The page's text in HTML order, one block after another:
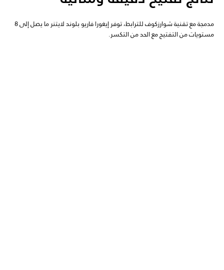
مدمجة مع تقنية شوارزكوف للترابط، توفر إيغورا فاريو بلوند لايتنر ما يصل إلى 8
مستويات من التفتيح مع الحد من التكسر.